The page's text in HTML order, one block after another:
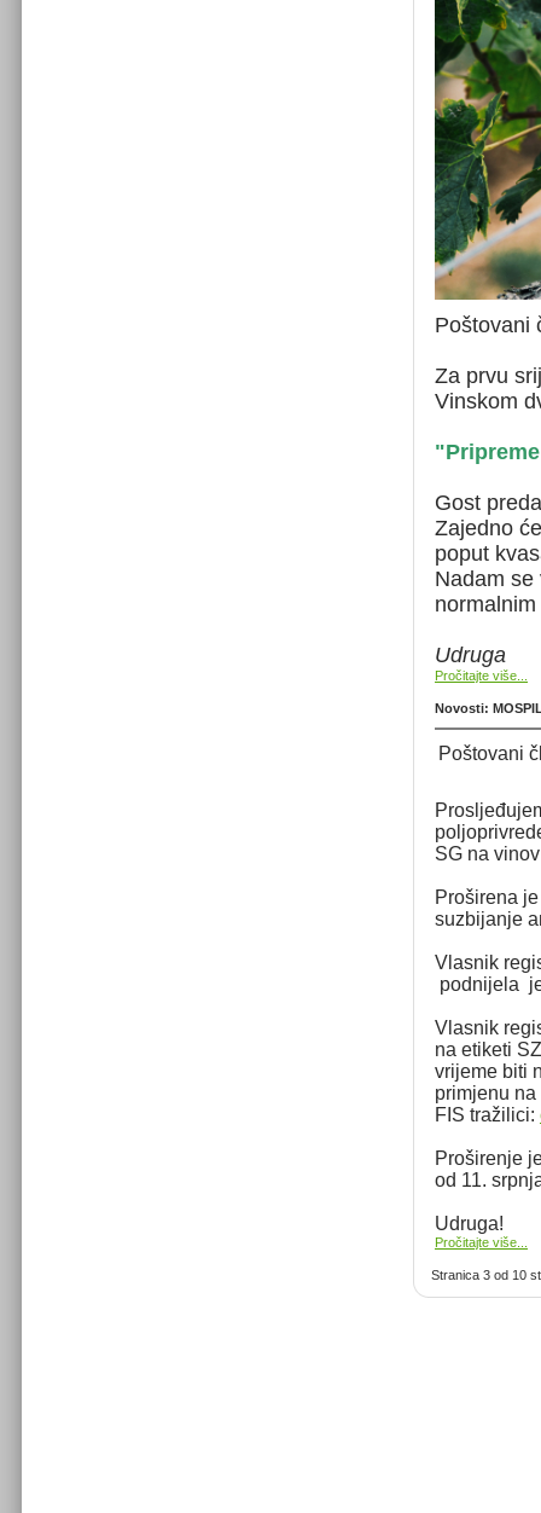
Poštovani
Za prvu
Vinskom
Gost
Zajedno
poput
Nadam se
Udruga
Pročitajte više...
Novosti:
Poštovani
SG na
Proširena
suzbijanje
Vlasnik
podnijela
Vlasnik
na etiketi
vrijeme biti
primjenu
FIS tražilici:
Proširenje
od 11.
Udruga!
Pročitajte više...
Stranica 3 od 10